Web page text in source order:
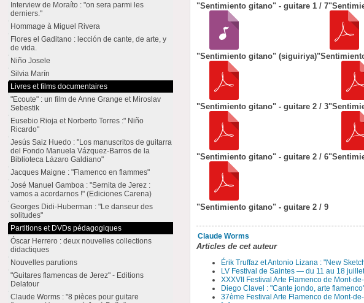
"Sentimiento gitano" - guitare 1 / 7
"Sentimiento gitano" (siguiriya)
"Sentimiento gitano" - guitare 2 / 3
"Sentimiento gitano" - guitare 2 / 6
"Sentimiento gitano" - guitare 2 / 9
Claude Worms
Articles de cet auteur
Érik Truffaz et Antonio Lizana : "New
LV Festival de Saintes — du 11 au 18
XXXVII Festival Arte Flamenco de Mont-
Diego Clavel : "Cante jondo, arte
37ème Festival Arte Flamenco de Mont-
Interview de Moraíto : "on sera parmi les
derniers."
Hommage à Miguel Rivera
Flores el Gaditano : lección de cante, de arte, y
de vida.
Niño Josele
Silvia Marín
Livres et films documentaires
"Ecoute" : un film de Anne Grange et Miroslav
Sebestik
Eusebio Rioja et Norberto Torres :" Niño
Ricardo"
Jesús Saiz Huedo : "Los manuscritos de guitarra
del Fondo Manuela Vázquez-Barros de la
Biblioteca Lázaro Galdiano"
Jacques Maigne : "Flamenco en flammes"
José Manuel Gamboa : "Sernita de Jerez :
vamos a acordarnos !" (Ediciones Carena)
Georges Didi-Huberman : "Le danseur des
solitudes"
Partitions et DVDs pédagogiques
Óscar Herrero : deux nouvelles collections
didactiques
Nouvelles parutions
"Guitares flamencas de Jerez" - Editions
Delatour
Claude Worms : "8 pièces pour guitare